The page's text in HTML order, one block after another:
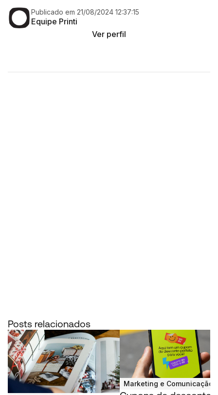
Publicado em 21/08/2024 12:37:15
Equipe Printi
Ver perfil
Posts relacionados
Marketing e Comunicação